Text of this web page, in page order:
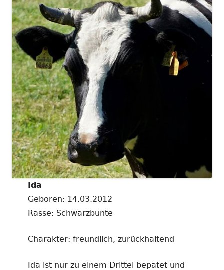
Ida
Geboren: 14.03.2012
Rasse: Schwarzbunte
Charakter: freundlich, zurückhaltend
Ida ist nur zu einem Drittel bepatet und